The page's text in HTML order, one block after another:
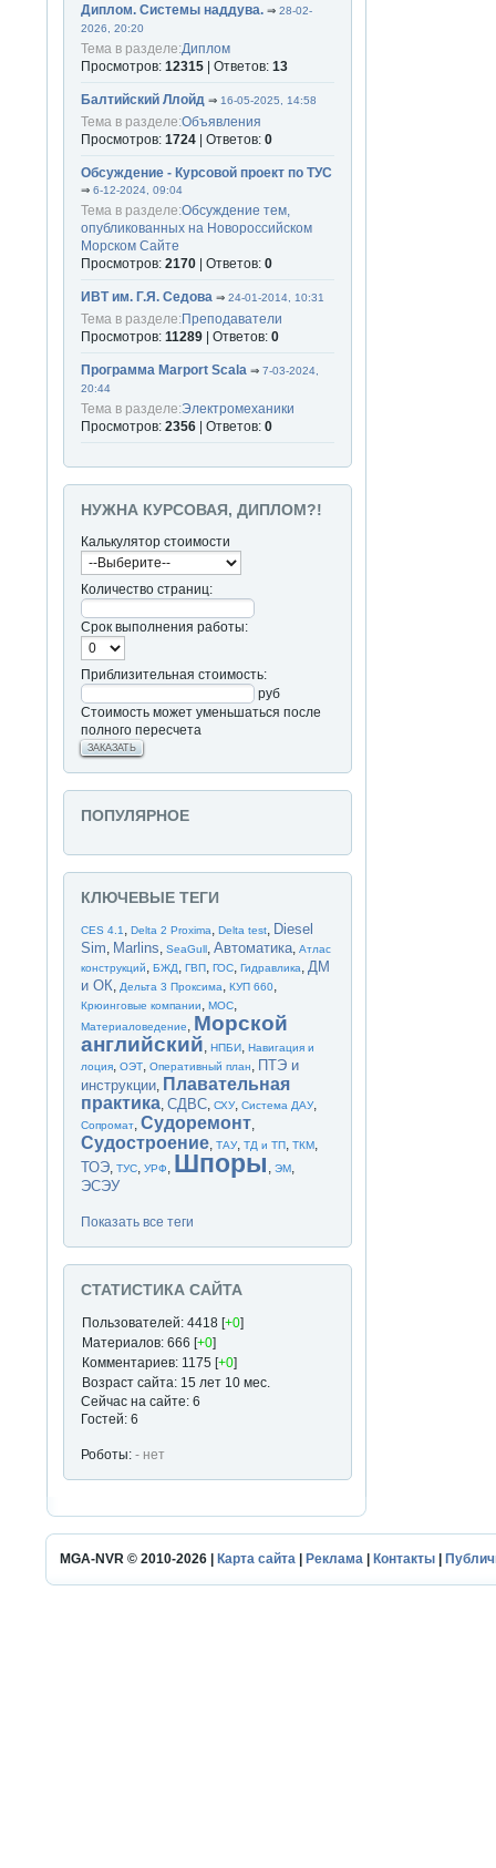
Диплом. Системы наддува. ⇒28-02-
2026, 20:20
Тема в разделе:Диплом
Просмотров:12315 | Ответов:13
Балтийский Ллойд ⇒16-05-2025, 14:58
Тема в разделе:Объявления
Просмотров:1724 | Ответов:0
Обсуждение - Курсовой проект по ТУС
⇒6-12-2024, 09:04
Тема в разделе:Обсуждение тем,
опубликованных на Новороссийском
Морском Сайте
Просмотров:2170 | Ответов:0
ИВТ им. Г.Я. Седова ⇒24-01-2014, 10:31
Тема в разделе:Преподаватели
Просмотров:11289 | Ответов:0
Программа Marport Scala ⇒7-03-2024,
20:44
Тема в разделе:Электромеханики
Просмотров:2356 | Ответов:0
НУЖНА КУРСОВАЯ, ДИПЛОМ?!
Калькулятор стоимости
Количество страниц:
Срок выполнения работы:
Приблизительная стоимость:
руб
Стоимость может уменьшаться после
полного пересчета
ЗАКАЗАТЬ
ПОПУЛЯРНОЕ
КЛЮЧЕВЫЕ ТЕГИ
CES 4.1 ,Delta 2 Proxima,Delta test, Diesel
Sim, Marlins,SeaGull,Автоматика,Атлас
конструкций,БЖД,ГВП,ГОС,Гидравлика,ДМ
и ОК,Дельта 3 Проксима,КУП 660,
Крюинговые компании,МОС,
Материаловедение, Морской
английский,НПБИ,Навигация и
лоция,ОЭТ,Оперативный план, ПТЭ и
инструкции, Плавательная
практика,СДВС,СХУ,Система ДАУ,
Сопромат,Судоремонт,
Судостроение,ТАУ,ТД и ТП,ТКМ,
ТОЭ,ТУС,УРФ, Шпоры ,ЭМ,
ЭСЭУ
Показать все теги
СТАТИСТИКА САЙТА
Пользователей: 4418 [+0]
Материалов: 666 [+0]
Комментариев: 1175 [+0]
Возраст сайта: 15 лет 10 мес.
Сейчас на сайте: 6
Гостей: 6
Роботы:- нет
MGA-NVR © 2010-2026 | Карта сайта Реклама Контакты